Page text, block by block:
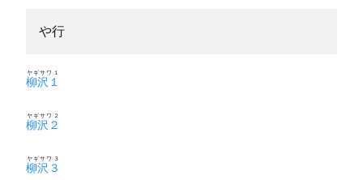
や行
柳沢１
ヤギサワ１
柳沢２
ヤギサワ２
柳沢３
ヤギサワ３